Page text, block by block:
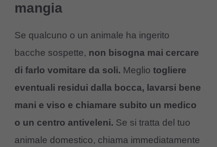
mangia
Se qualcuno o un animale ha ingerito
bacche sospette, non bisogna mai cercare
di farlo vomitare da soli. Meglio togliere
eventuali residui dalla bocca, lavarsi bene
mani e viso e chiamare subito un medico
o un centro antiveleni. Se si tratta del tuo
animale domestico, chiama immediatamente